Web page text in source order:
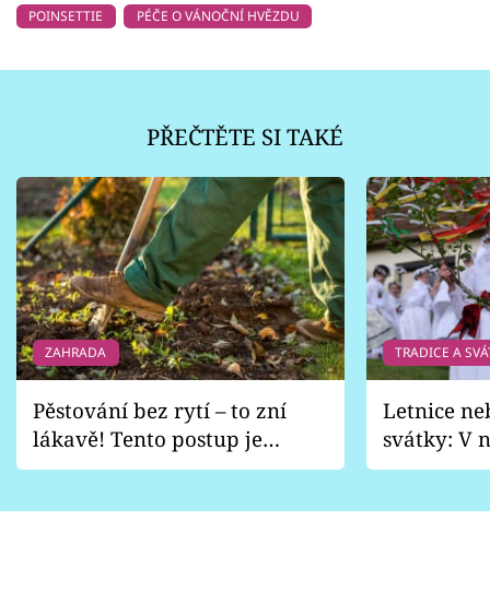
POINSETTIE
PÉČE O VÁNOČNÍ HVĚZDU
PŘEČTĚTE SI TAKÉ
ZAHRADA
Pěstování bez rytí – to zní
lákavě! Tento postup je
vhodný jen pro některé
TRADICE A
Letnice
svátky: V
pondělí